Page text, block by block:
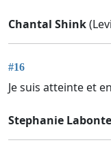
Chantal Shink
#16
Je suis atteinte et
Stephanie Labonte